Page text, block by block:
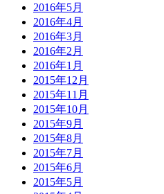
2016年5月
2016年4月
2016年3月
2016年2月
2016年1月
2015年12月
2015年11月
2015年10月
2015年9月
2015年8月
2015年7月
2015年6月
2015年5月